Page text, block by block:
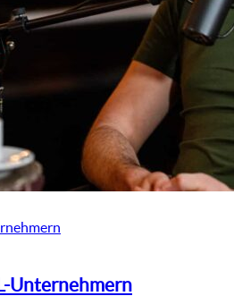
Unternehmern